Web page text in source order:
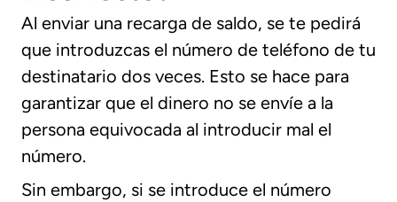
Al enviar una recarga de saldo, se te pedirá
que introduzcas el número de teléfono de tu
destinatario dos veces. Esto se hace para
garantizar que el dinero no se envíe a la
persona equivocada al introducir mal el
número.
Sin embargo, si se introduce el número